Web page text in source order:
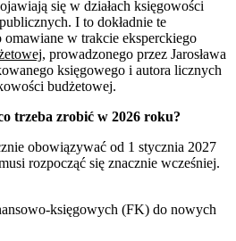
się w działach księgowości
I to dokładnie te
omawiane w trakcie eksperckiego
, prowadzonego przez Jarosława
księgowego i autora licznych
budżetowej.
trzeba zrobić w 2026 roku?
obowiązywać od 1 stycznia 2027
rozpocząć się znacznie wcześniej.
księgowych (FK) do nowych